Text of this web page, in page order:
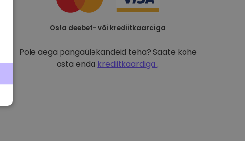
Osta deebet- või krediitkaardiga
Pole aega pangaülekandeid teha? Saate kohe
osta enda krediitkaardiga .